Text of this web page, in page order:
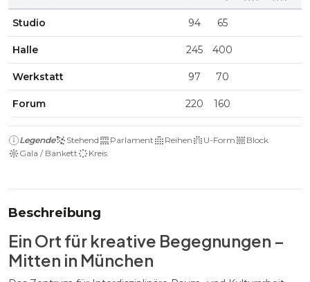
Studio 94 65
Halle 245 400
Werkstatt 97 70
Forum 220 160
Legende Stehend Parlament Reihen U-Form
Block
Gala / Bankett
Kreis
Beschreibung
Ein Ort für kreative Begegnungen –
Mitten in München